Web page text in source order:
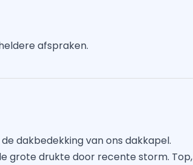
afspraken.
dakbedekking van ons dakkapel.
grote drukte door recente storm. Top,